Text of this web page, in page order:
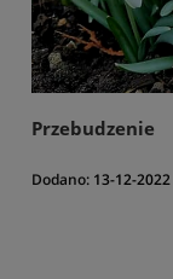
Przebudzenie
Dodano: 13-12-2022